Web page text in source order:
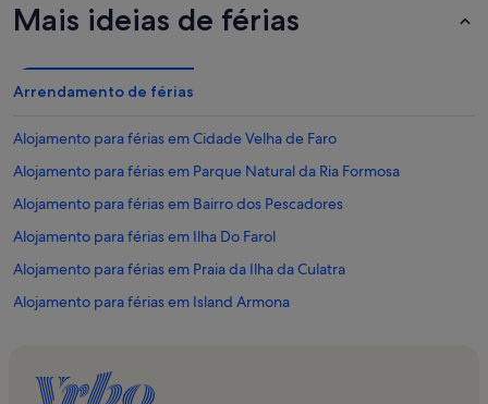
Mais ideias de férias
Arrendamento de férias
Alojamento para férias em Cidade Velha de Faro
Alojamento para férias em Parque Natural da Ria Formosa
Alojamento para férias em Bairro dos Pescadores
Alojamento para férias em Ilha Do Farol
Alojamento para férias em Praia da Ilha da Culatra
Alojamento para férias em Island Armona
Alojamento para férias em Belmonte
Alojamento para férias em Ilha da Culatra